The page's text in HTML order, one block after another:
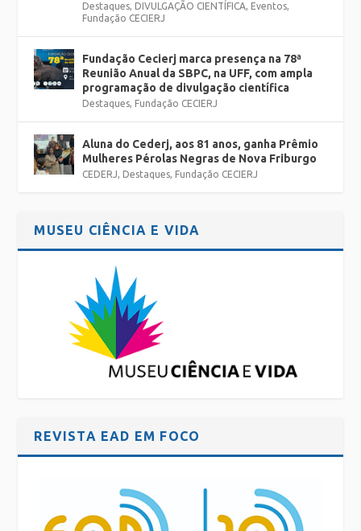
Destaques, DIVULGAÇÃO CIENTÍFICA, Eventos,
Fundação CECIERJ
Fundação Cecierj marca presença na 78ª
Reunião Anual da SBPC, na UFF, com ampla
programação de divulgação científica
Destaques, Fundação CECIERJ
Aluna do Cederj, aos 81 anos, ganha Prêmio
Mulheres Pérolas Negras de Nova Friburgo
CEDERJ, Destaques, Fundação CECIERJ
MUSEU CIÊNCIA E VIDA
REVISTA EAD EM FOCO